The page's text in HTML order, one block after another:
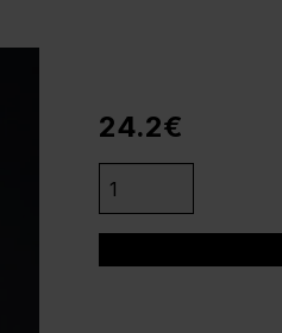
24.2€